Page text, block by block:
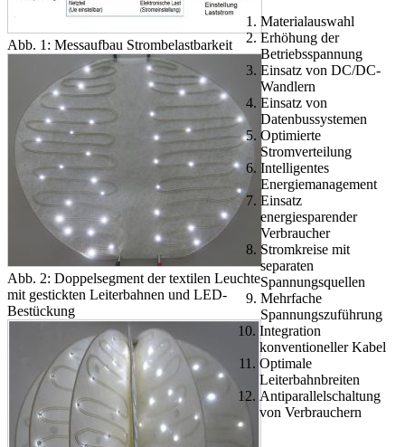
Abb. 1: Messaufbau Strombelastbarkeit
Abb. 2: Doppelsegment der textilen Leuchte
mit gestickten Leiterbahnen und LED-
Bestückung
Materialauswahl
Erhöhung der
Betriebsspannung
Einsatz von DC/DC-
Wandlern
Einsatz von
Datenbussystemen
Optimierte
Stromverteilung
Intelligentes
Energiemanagement
Einsatz
energiesparender
Verbraucher
Stromkreise mit
separaten
Spannungsquellen
Mehrfache
Spannungszuführung
Integration
konventioneller Kabel
Optimale
Leiterbahnbreiten
Antiparallelschaltung
von Verbrauchern